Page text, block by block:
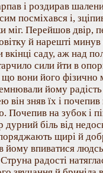
і роздирав
посміхався і,
міг. Перейшов двір,
й нарешті
саду, аж над
сили йти в
вони його фізично
йому радість
він зняв їх і
Почепив на зубок і
дурний біль від
щирі й
йому впиватися
радості